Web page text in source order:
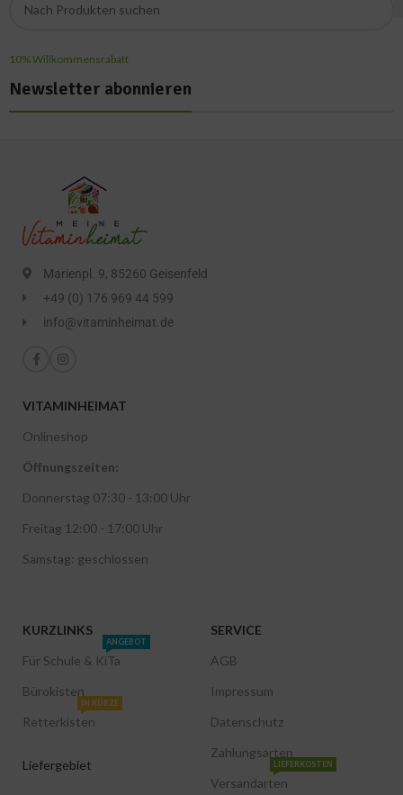
10% Willkommensrabatt
Newsletter abonnieren
Marienpl. 9, 85260 Geisenfeld
+49 (0) 176 969 44 599
info@vitaminheimat.de
VITAMINHEIMAT
Onlineshop
Öffnungszeiten:
Donnerstag 07:30 - 13:00 Uhr
Freitag 12:00 - 17:00 Uhr
Samstag: geschlossen
KURZLINKS
Für Schule & KiTa
ANGEBOT
Bürokisten
Retterkisten
IN KÜRZE
Liefergebiet
SERVICE
AGB
Impressum
Datenschutz
Zahlungsarten
Versandarten
LIEFERKOSTEN